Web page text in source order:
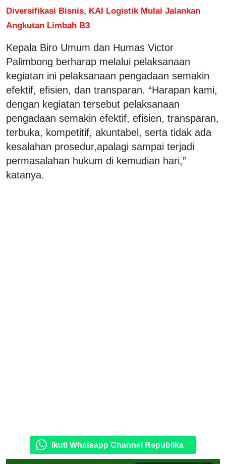
Diversifikasi Bisnis, KAI Logistik Mulai Jalankan
Angkutan Limbah B3
Kepala Biro Umum dan Humas Victor
Palimbong berharap melalui pelaksanaan
kegiatan ini pelaksanaan pengadaan semakin
efektif, efisien, dan transparan. “Harapan kami,
dengan kegiatan tersebut pelaksanaan
pengadaan semakin efektif, efisien, transparan,
terbuka, kompetitif, akuntabel, serta tidak ada
kesalahan prosedur,apalagi sampai terjadi
permasalahan hukum di kemudian hari,”
katanya.
Ikuti Whatsapp Channel Republika